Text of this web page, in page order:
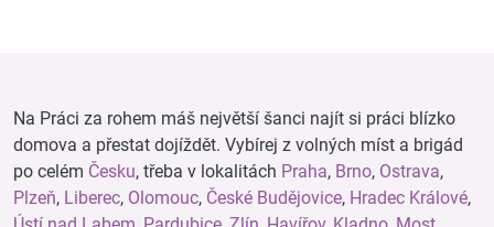
Na Práci za rohem máš největší šanci najít si práci blízko
domova a přestat dojíždět. Vybírej z volných míst a brigád
po celém Česku, třeba v lokalitách Praha, Brno, Ostrava,
Plzeň, Liberec, Olomouc, České Budějovice, Hradec Králové,